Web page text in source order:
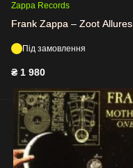
Zappa Records
Frank Zappa – Zoot Allures
Під замовлення
₴ 1 980